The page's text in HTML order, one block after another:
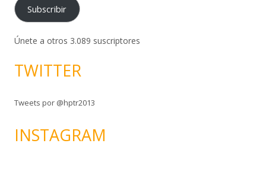
e
c
ó
o
Subscribir
Únete a otros 3.089 suscriptores
TWITTER
Tweets por @hptr2013
INSTAGRAM